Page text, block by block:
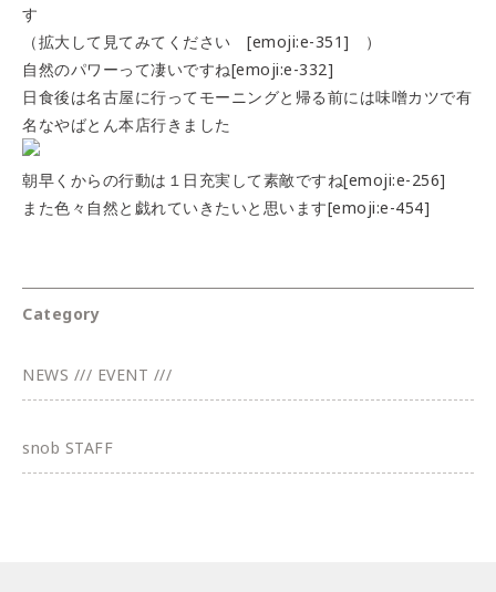
す
（拡大して見てみてください [emoji:e-351] ）
自然のパワーって凄いですね[emoji:e-332]
日食後は名古屋に行ってモーニングと帰る前には味噌カツで有
名なやばとん本店行きました
朝早くからの行動は１日充実して素敵ですね[emoji:e-256]
また色々自然と戯れていきたいと思います[emoji:e-454]
Category
NEWS /// EVENT ///
snob STAFF